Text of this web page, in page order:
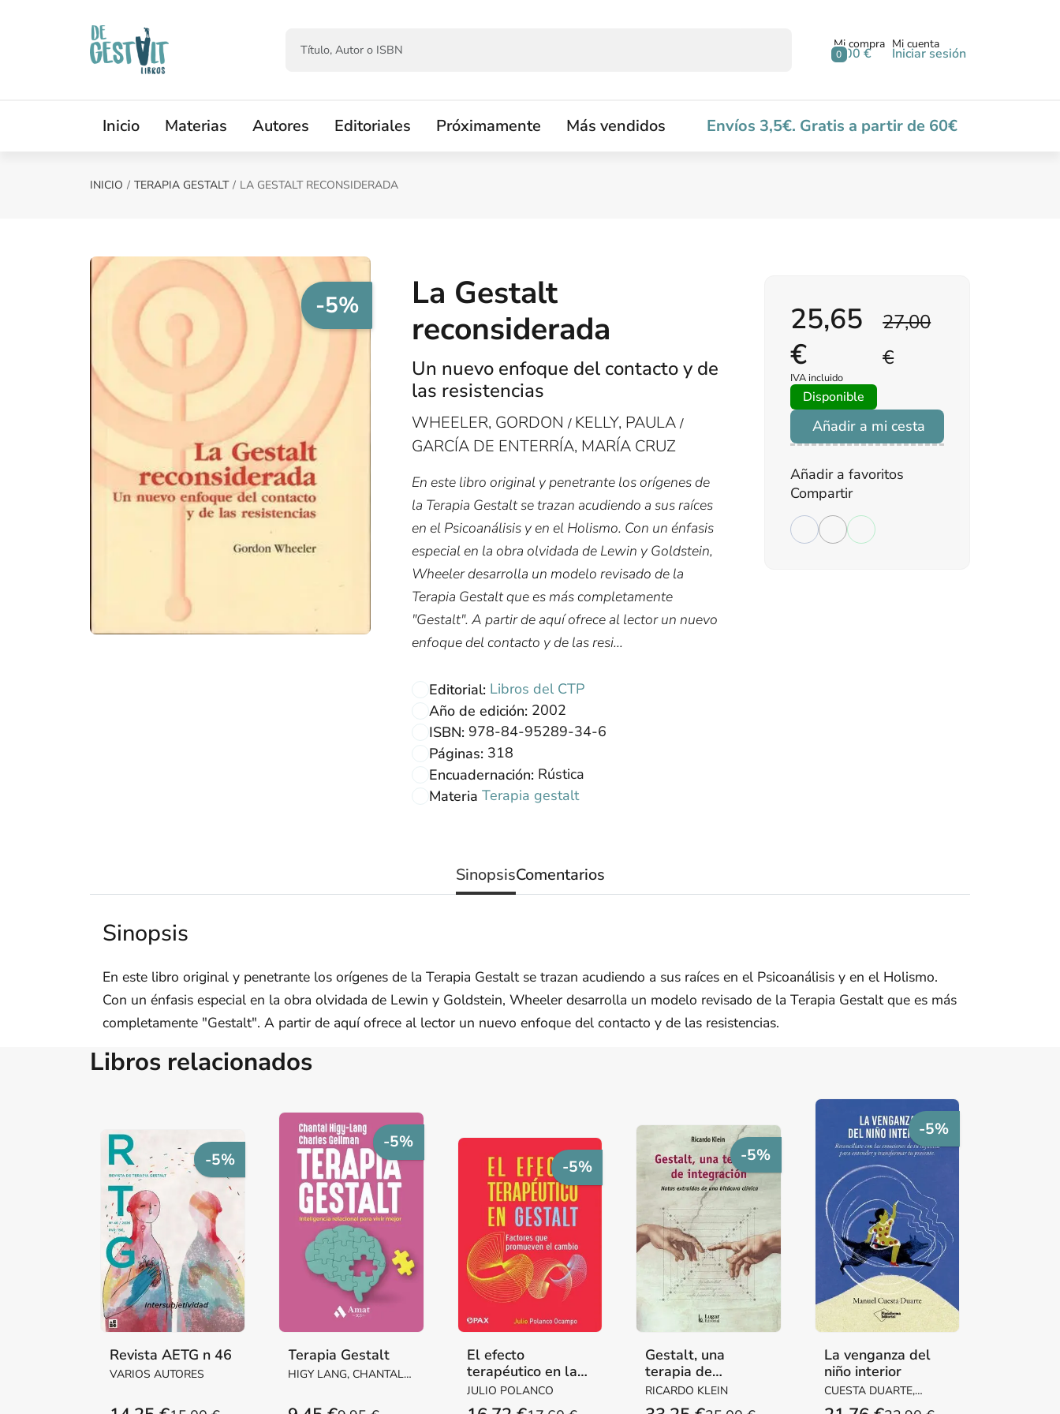
0
Mi compra
0,00 €
Mi cuenta
Iniciar sesión
Inicio Materias Autores Editoriales Próximamente Más vendidos Envíos 3,5€. Gratis a partir de 60€
INICIO TERAPIA GESTALT LA GESTALT RECONSIDERADA
-5%
La Gestalt
reconsiderada
Un nuevo enfoque del contacto y de
las resistencias
WHEELER, GORDON/ KELLY, PAULA/
GARCÍA DE ENTERRÍA, MARÍA CRUZ
En este libro original y penetrante los orígenes de
la Terapia Gestalt se trazan acudiendo a sus raíces
en el Psicoanálisis y en el Holismo. Con un énfasis
especial en la obra olvidada de Lewin y Goldstein,
Wheeler desarrolla un modelo revisado de la
Terapia Gestalt que es más completamente
"Gestalt". A partir de aquí ofrece al lector un nuevo
enfoque del contacto y de las resi...
Editorial: Libros del CTP
Año de edición: 2002
ISBN: 978-84-95289-34-6
Páginas: 318
Encuadernación: Rústica
Materia Terapia gestalt
27,00
€
25,65
€
IVA incluido
Disponible
Añadir a mi cesta
Añadir a favoritos
Compartir
SinopsisComentarios
Sinopsis
En este libro original y penetrante los orígenes de la Terapia Gestalt se trazan acudiendo a sus raíces en el Psicoanálisis y en el Holismo.
Con un énfasis especial en la obra olvidada de Lewin y Goldstein, Wheeler desarrolla un modelo revisado de la Terapia Gestalt que es más
completamente "Gestalt". A partir de aquí ofrece al lector un nuevo enfoque del contacto y de las resistencias.
Libros relacionados
-5%
Revista AETG n 46
VARIOS AUTORES
-5%
Terapia Gestalt
HIGY LANG, CHANTAL /
-5%
El efecto
terapéutico en la
Gestalt
JULIO POLANCO
-5%
Gestalt, una
terapia de
integración
RICARDO KLEIN
-5%
La venganza del
niño interior
CUESTA DUARTE,
MANUEL